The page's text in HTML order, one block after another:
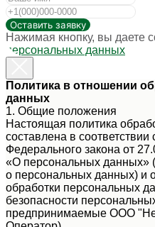
Оставить заявку
Нажимая кнопку, вы даете
персональных данных
Политика в отношении
данных
1. Общие положения
Настоящая политика
составлена в
Федерального закона от
«О персональных данных»
о персональных данных) и
обработки персональных
безопасности
предпринимаемые ООО